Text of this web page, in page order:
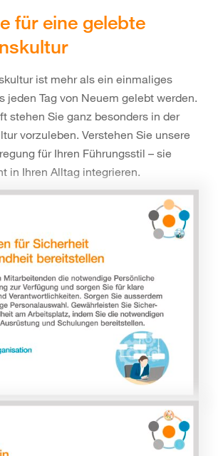
für eine gelebte
ist mehr als ein einmaliges
jeden Tag von Neuem gelebt werden.
stehen Sie ganz besonders in der
vorzuleben. Verstehen Sie unsere
für Ihren Führungsstil – sie
in Ihren Alltag integrieren.